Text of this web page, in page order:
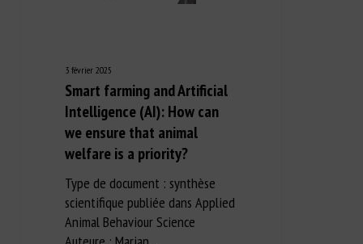
3 février 2025
Smart farming and Artificial
Intelligence (AI): How can
we ensure that animal
welfare is a priority?
Type de document : synthèse
scientifique publiée dans Applied
Animal Behaviour Science